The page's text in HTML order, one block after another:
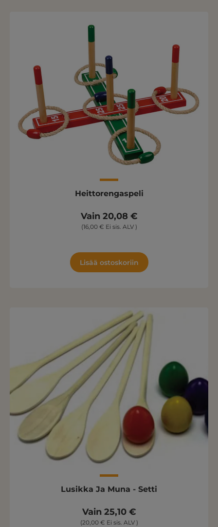
Heittorengaspeli
Vain 20,08 €
(16,00 € Ei sis. ALV )
Lisää ostoskoriin
Lusikka Ja Muna - Setti
Vain 25,10 €
(20,00 € Ei sis. ALV )